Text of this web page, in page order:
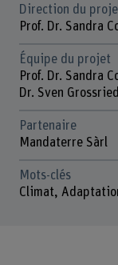
Direction du
Prof. Dr. Sandra
Équipe du projet
Prof. Dr. Sandra
Dr. Sven
Partenaire
Mandaterre Sàrl
Mots-clés
Climat,